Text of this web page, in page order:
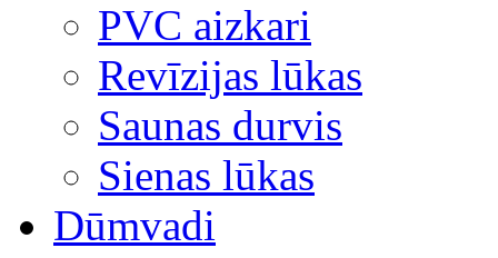
PVC aizkari
Revīzijas lūkas
Saunas durvis
Sienas lūkas
Dūmvadi